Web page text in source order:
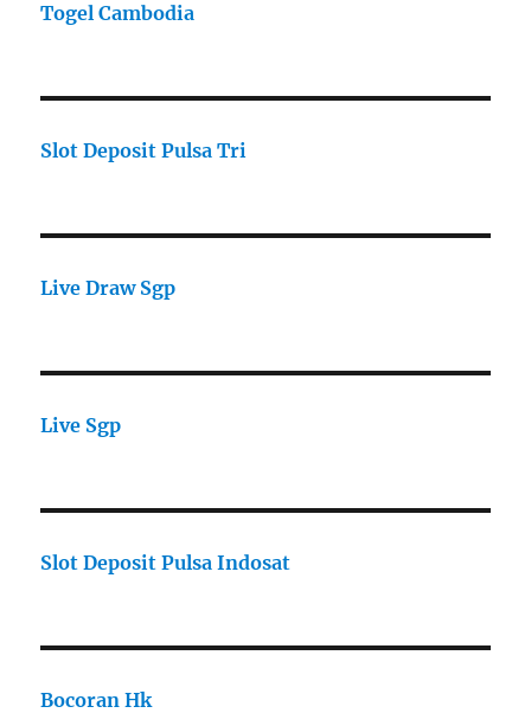
Togel Cambodia
Slot Deposit Pulsa Tri
Live Draw Sgp
Live Sgp
Slot Deposit Pulsa Indosat
Bocoran Hk